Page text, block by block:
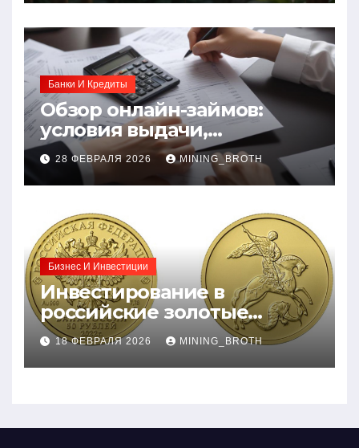
Банки И Кредиты
Обзор онлайн-займов:
условия выдачи,
процентные ставки и
требования к заемщикам
28 ФЕВРАЛЯ 2026 MINING_BROTH
Бизнес И Инвестиции
Инвестирование в
российские золотые
монеты: подробное
руководство
18 ФЕВРАЛЯ 2026 MINING_BROTH